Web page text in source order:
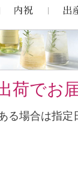
荷でお
る場合は指定